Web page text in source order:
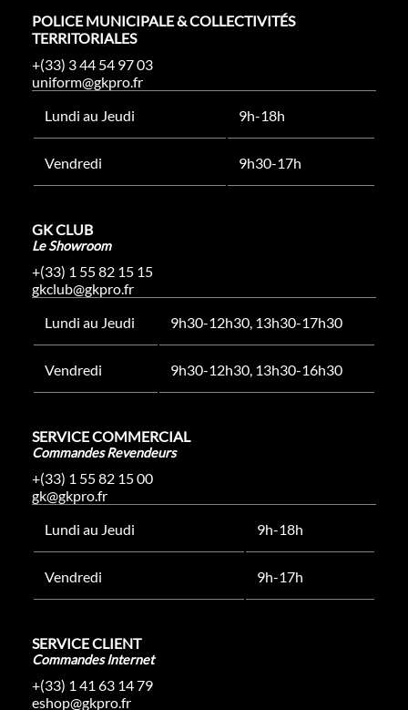
POLICE MUNICIPALE & COLLECTIVITÉS
TERRITORIALES
+(33) 3 44 54 97 03
uniform@gkpro.fr
Lundi au Jeudi
9h-18h
Vendredi 9h30-17h
GK CLUB
Le Showroom
+(33) 1 55 82 15 15
gkclub@gkpro.fr
Lundi au Jeudi
9h30-12h30, 13h30-17h30
Vendredi 9h30-12h30, 13h30-16h30
SERVICE COMMERCIAL
Commandes Revendeurs
+(33) 1 55 82 15 00
gk@gkpro.fr
Lundi au Jeudi
9h-18h
Vendredi 9h-17h
SERVICE CLIENT
Commandes Internet
+(33) 1 41 63 14 79
eshop@gkpro.fr